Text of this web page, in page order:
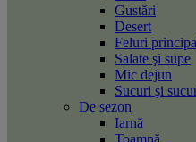
Gustări
Desert
Feluri
Salate şi supe
Mic dejun
Sucuri şi
De sezon
Iarnă
Toamnă